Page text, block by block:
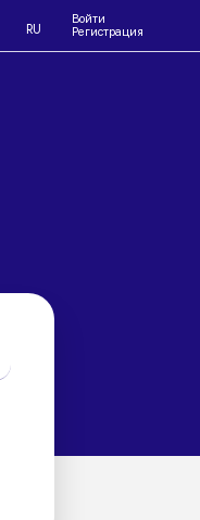
RU
Войти
Регистрация